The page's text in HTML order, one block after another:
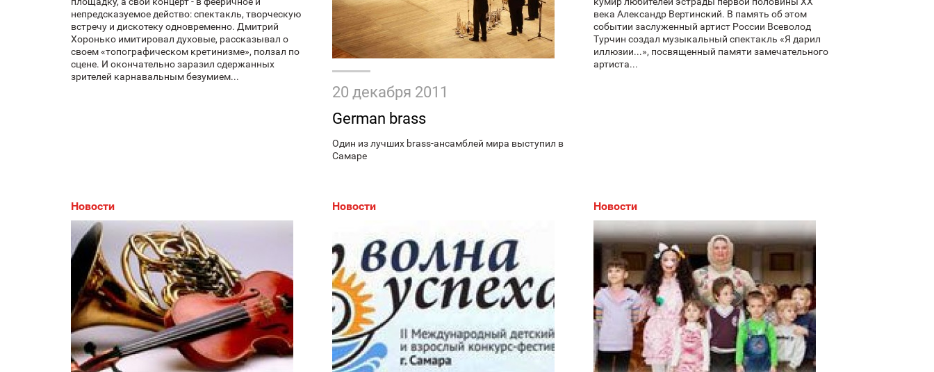
непредсказуемое действо: спектакль, творческую
встречу и дискотеку одновременно. Дмитрий
Хоронько имитировал духовые, рассказывал о
своем «топографическом кретинизме», ползал по
сцене. И окончательно заразил сдержанных
зрителей карнавальным безумием...
20 декабря 2011
German brass
Один из лучших brass-ансамблей мира выступил в
Самаре
века Александр Вертинский. В память об этом
событии заслуженный артист России Всеволод
Турчин создал музыкальный спектакль «Я дарил
иллюзии...», посвященный памяти замечательного
артиста...
Новости Новости Новости